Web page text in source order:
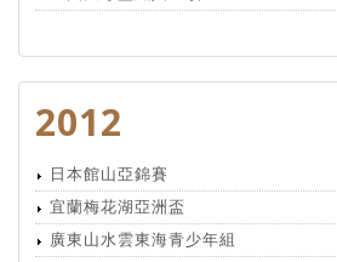
2012
日本館山亞錦賽
宜蘭梅花湖亞洲盃
廣東山水雲東海青少年組